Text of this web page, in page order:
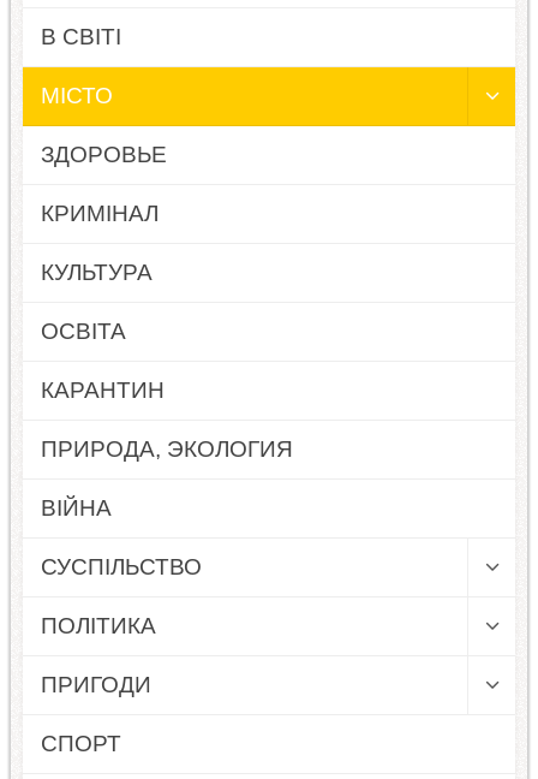
В СВІТІ
МІСТО
ЗДОРОВЬЕ
КРИМІНАЛ
КУЛЬТУРА
ОСВІТА
КАРАНТИН
ПРИРОДА, ЭКОЛОГИЯ
ВІЙНА
СУСПІЛЬСТВО
ПОЛІТИКА
ПРИГОДИ
СПОРТ